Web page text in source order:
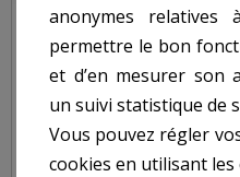
MÊCHE SYSTÈME SDS
anonymes relatives
permettre le bon
et d’en mesurer son
un suivi statistique de
Vous pouvez régler
cookies en utilisant les